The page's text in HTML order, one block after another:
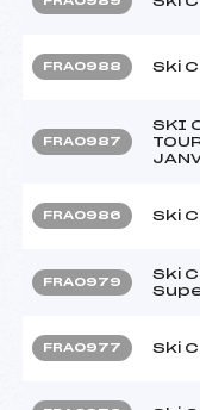
FRA0988 Ski
FRA0987
SKI
FRA0986 Ski
FRA0979
Ski
FRA0977 Ski